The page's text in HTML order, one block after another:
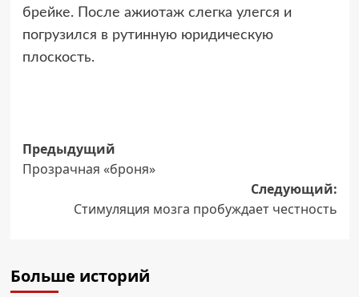
брейке. После ажиотаж слегка улегся и
погрузился в рутинную юридическую
плоскость.
Навигация
записи
Предыдущий
Прозрачная «броня»
Следующий:
Стимуляция мозга пробуждает честность
Больше историй